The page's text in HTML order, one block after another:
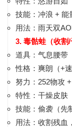
技能： 冲浪 + 能
用法： 雨天双
3. 毒骷蛙（收割/
道具： 气息腰带
性格： 爽朗（+
努力： 252物攻
特性： 干燥皮肤
技能： 偷袭（先
用法： 收割残血